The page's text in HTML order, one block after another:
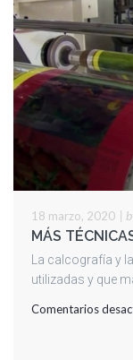
18 marzo, 2020 |
MÁS
La calcografía y
utilizadas y que
Comentarios